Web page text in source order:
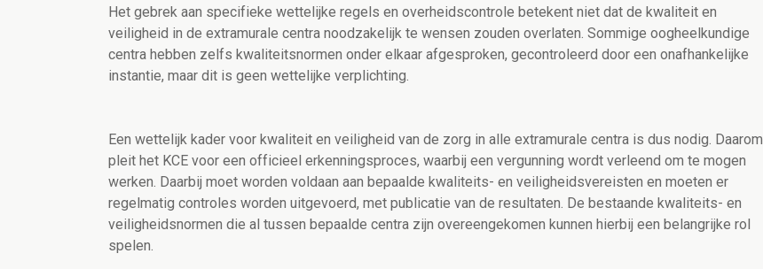
Het gebrek aan specifieke wettelijke regels en overheidscontrole betekent niet dat de kwaliteit en
veiligheid in de extramurale centra noodzakelijk te wensen zouden overlaten. Sommige oogheelkundige
centra hebben zelfs kwaliteitsnormen onder elkaar afgesproken, gecontroleerd door een onafhankelijke
instantie, maar dit is geen wettelijke verplichting.
Een wettelijk kader voor kwaliteit en veiligheid van de zorg in alle extramurale centra is dus nodig. Daarom
pleit het KCE voor een officieel erkenningsproces, waarbij een vergunning wordt verleend om te mogen
werken. Daarbij moet worden voldaan aan bepaalde kwaliteits- en veiligheidsvereisten en moeten er
regelmatig controles worden uitgevoerd, met publicatie van de resultaten. De bestaande kwaliteits- en
veiligheidsnormen die al tussen bepaalde centra zijn overeengekomen kunnen hierbij een belangrijke rol
spelen.